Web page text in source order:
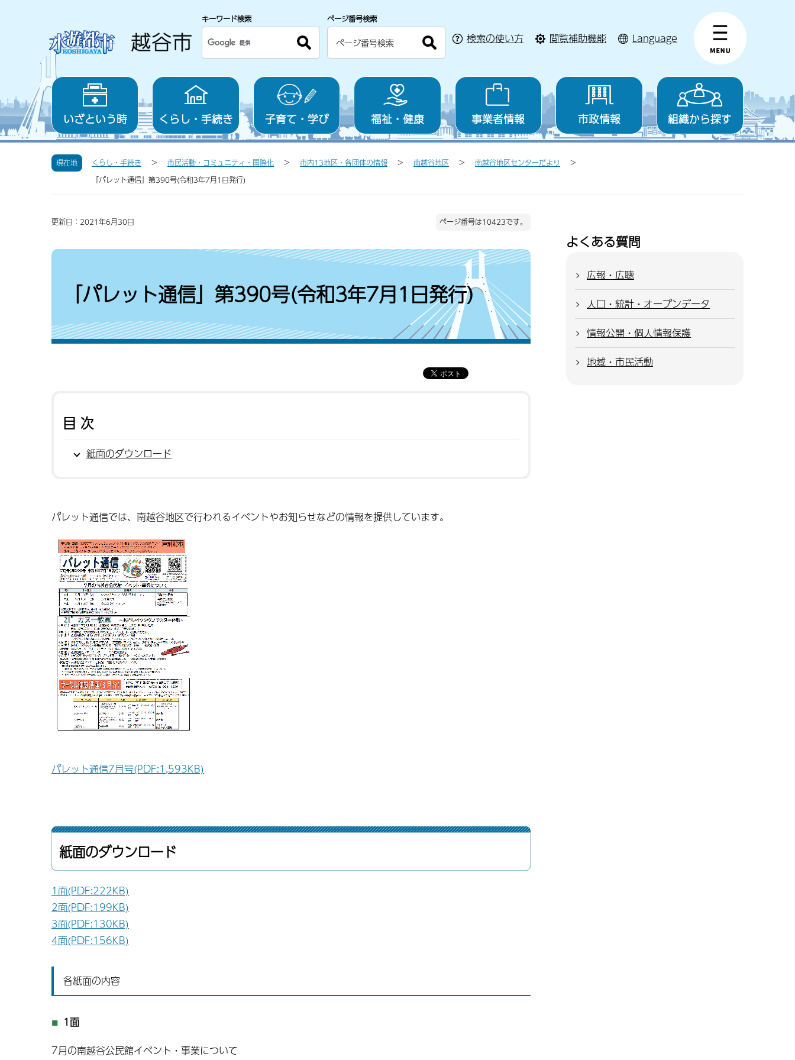
キーワード検索 ページ番号検索
検索の使い方 閲覧補助機能 Language
いざという時 くらし・手続き 子育て・学び 福祉・健康 事業者情報 市政情報 組織から探す
現在地 くらし・手続き 市民活動・コミュニティ・国際化 市内13地区・各団体の情報 南越谷地区
南越谷地区センターだより
「パレット通信」第390号(令和3年7月1日発行)
更新日：2021年6月30日 ページ番号は10423です。
「パレット通信」第390号(令和3年7月1日発行)
目次
紙面のダウンロード
パレット通信では、南越谷地区で行われるイベントやお知らせなどの情報を提供しています。
パレット通信7月号(PDF:1,593KB)
紙面のダウンロード
1面(PDF:222KB)
2面(PDF:199KB)
3面(PDF:130KB)
4面(PDF:156KB)
各紙面の内容
1面
7月の南越谷公民館イベント・事業について
よくある質問
広報・広聴
人口・統計・オープンデータ
情報公開・個人情報保護
地域・市民活動